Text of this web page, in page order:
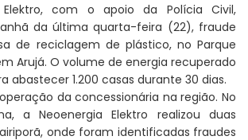
Elektro, com o apoio da Polícia Civil,
da última quarta-feira (22), fraude
de reciclagem de plástico, no Parque
Arujá. O volume de energia recuperado
abastecer 1.200 casas durante 30 dias.
da concessionária na região. No
a Neoenergia Elektro realizou duas
onde foram identificadas fraudes